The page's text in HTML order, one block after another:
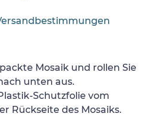
Mosaik und rollen Sie
unten aus.
Schutzfolie vom
Rückseite des Mosaiks.